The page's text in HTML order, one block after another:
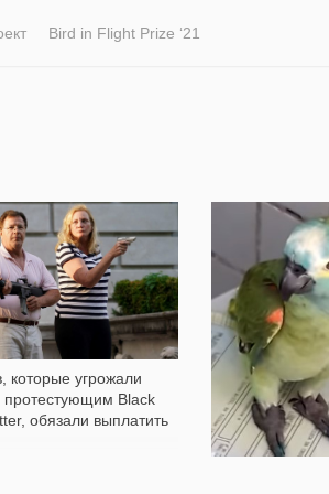
Bird in Flight Prize ‘21
которые угрожали
Black
обязали выплатить
347 2 341